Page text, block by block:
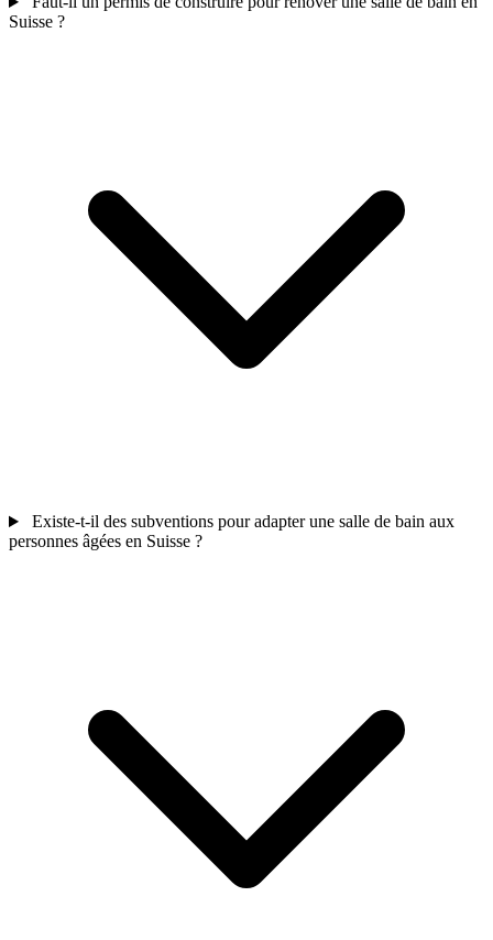
Suisse ?
Existe-t-il des subventions pour adapter une salle de bain aux
personnes âgées en Suisse ?